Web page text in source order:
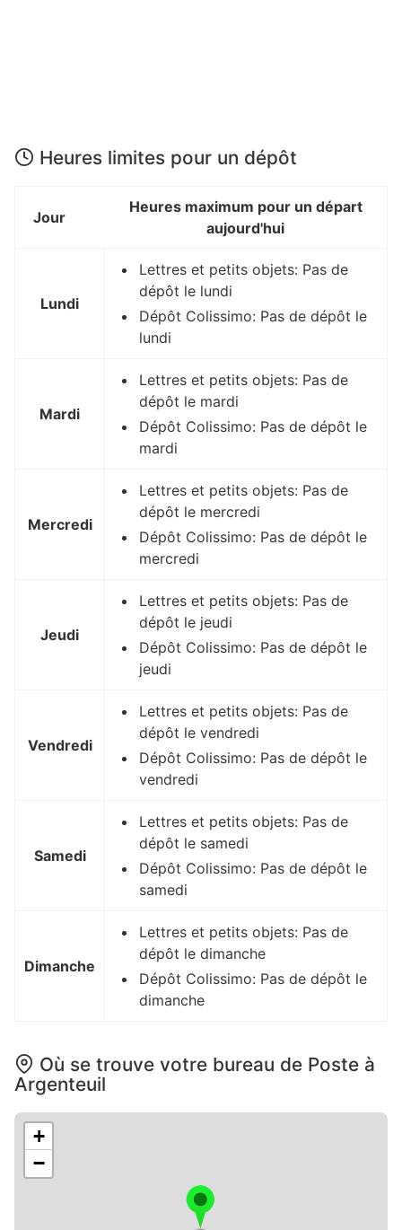
Heures limites pour un dépôt
Jour
Heures maximum pour un départ
aujourd'hui
Lundi
Lettres et petits objets: Pas de
dépôt le lundi
Dépôt Colissimo: Pas de dépôt le
lundi
Mardi
Lettres et petits objets: Pas de
dépôt le mardi
Dépôt Colissimo: Pas de dépôt le
mardi
Mercredi
Lettres et petits objets: Pas de
dépôt le mercredi
Dépôt Colissimo: Pas de dépôt le
mercredi
Jeudi
Lettres et petits objets: Pas de
dépôt le jeudi
Dépôt Colissimo: Pas de dépôt le
jeudi
Vendredi
Lettres et petits objets: Pas de
dépôt le vendredi
Dépôt Colissimo: Pas de dépôt le
vendredi
Samedi
Lettres et petits objets: Pas de
dépôt le samedi
Dépôt Colissimo: Pas de dépôt le
samedi
Dimanche
Lettres et petits objets: Pas de
dépôt le dimanche
Dépôt Colissimo: Pas de dépôt le
dimanche
Où se trouve votre bureau de Poste à
Argenteuil
+
−